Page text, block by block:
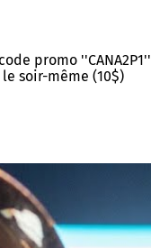
promo ''CANA2P1'' -
soir-même (10$)